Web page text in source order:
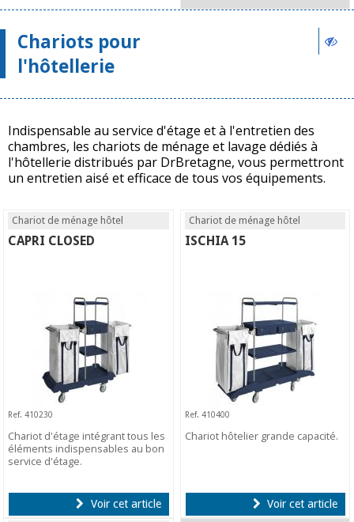
Chariots pour
l'hôtellerie
Indispensable au service d'étage et à l'entretien des
chambres, les chariots de ménage et lavage dédiés à
l'hôtellerie distribués par DrBretagne, vous permettront
un entretien aisé et efficace de tous vos équipements.
Chariot de ménage hôtel
CAPRI CLOSED
Ref. 410230
Chariot d'étage intégrant tous les
éléments indispensables au bon
service d'étage.
Voir cet article
Chariot de ménage hôtel
ISCHIA 15
Ref. 410400
Chariot hôtelier grande capacité.
Voir cet article